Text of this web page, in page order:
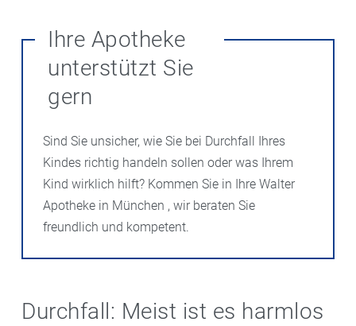
Ihre Apotheke
unterstützt Sie
gern
Sind Sie unsicher, wie Sie bei Durchfall Ihres
Kindes richtig handeln sollen oder was Ihrem
Kind wirklich hilft? Kommen Sie in Ihre Walter
Apotheke in München , wir beraten Sie
freundlich und kompetent.
Durchfall: Meist ist es harmlos